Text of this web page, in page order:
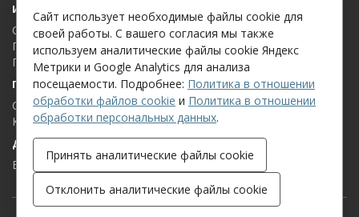
Информация
О компании
Политика в отношении обработки файлов cookie
Политика в отношении обработки персональных данных
Поддержка клиентов
Связаться с нами
Карта сайта
Дополнительно
Бренды
Сайт использует необходимые файлы cookie для
своей работы. С вашего согласия мы также
используем аналитические файлы cookie Яндекс
Метрики и Google Analytics для анализа
посещаемости. Подробнее: Политика в отношении
обработки файлов cookie и Политика в отношении
обработки персональных данных.
Принять аналитические файлы cookie
Отклонить аналитические файлы cookie